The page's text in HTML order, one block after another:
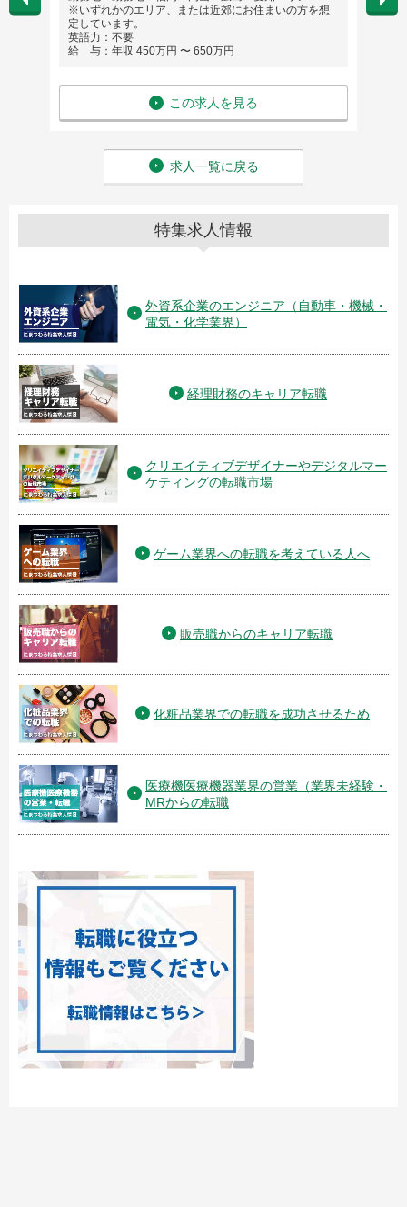
※いずれかのエリア、または近郊にお住まいの方を想
定しています。
英語力：不要
給 与：年収 450万円 〜 650万円
この求人を見る
英語
求人一覧に戻る
特集求人情報
外資系企業のエンジニア（自動車・機械・
電気・化学業界）
経理財務のキャリア転職
クリエイティブデザイナーやデジタルマー
ケティングの転職市場
ゲーム業界への転職を考えている人へ
販売職からのキャリア転職
化粧品業界での転職を成功させるため
医療機医療機器業界の営業（業界未経験・
MRからの転職